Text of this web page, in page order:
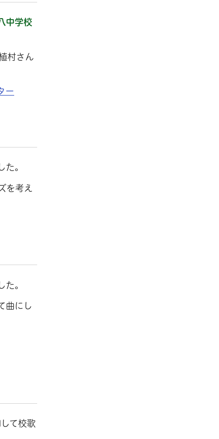
中学校
村さん
ー
。
を考え
。
曲にし
て校歌